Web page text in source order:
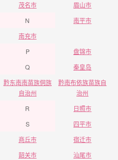
茂名市
眉山市
N
南平市
南充市
P
盘锦市
Q
秦皇岛
黔东南南苗族侗族
自治州
黔南布依族苗族自
治州
R
日照市
S
四平市
商丘市
宿迁市
韶关市
汕尾市